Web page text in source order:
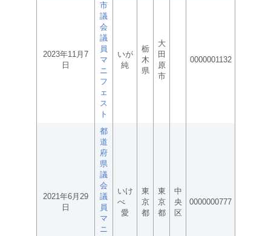
2023年11月7
日
市
議
会
議
員
マ
ニ
フ
ェ
ス
ト
いが
純
栃
木
県
大
田
原
市
0000001132
2021年6月29
日
都
道
府
県
議
会
議
員
マ
ニ
いけ
べ
愛
東
京
都
東
京
都
中
央
区
0000000777